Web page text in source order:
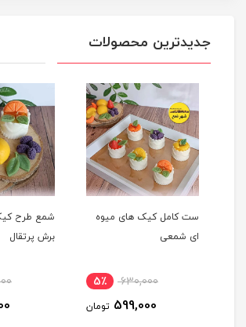
جدیدترین محصولات
ست کامل کیک های میوه
ای شمعی
630,000 5٪
599,000 تومان
شمع طرح
برش پرتقال